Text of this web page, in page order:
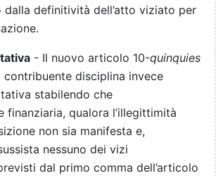
dalla definitività dell’atto viziato per
- Il nuovo articolo 10-quinquies
disciplina invece
stabilendo che
finanziaria, qualora l’illegittimità
non sia manifesta e,
nessuno dei vizi
dal primo comma dell’articolo